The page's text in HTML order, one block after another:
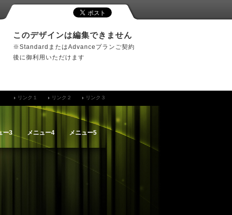
このデザインは編集できません
※StandardまたはAdvanceプランご契約
後に御利用いただけます